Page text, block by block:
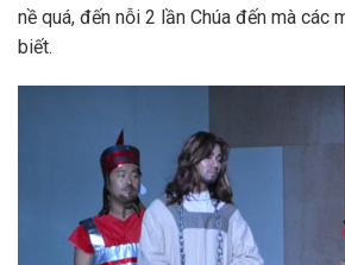
nề quá, đến nỗi 2 lần Chúa đến mà các
biết.